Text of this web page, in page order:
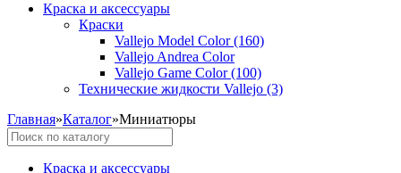
Краска и аксессуары
Краски
Vallejo Model Color (160)
Vallejo Andrea Color
Vallejo Game Color (100)
Технические жидкости Vallejo (3)
Главная»Каталог»Миниатюры
Краска и аксессуары